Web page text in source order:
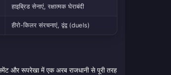
हाइब्रिड सेनाएं, रक्षात्मक घेराबंदी
हीरो-किलर संरचनाएं, द्वंद्व (duels)
और रूपरेखा में एक अरब राजधानी से पूरी तरह